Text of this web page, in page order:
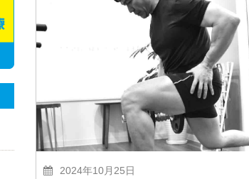
2024年10月25日